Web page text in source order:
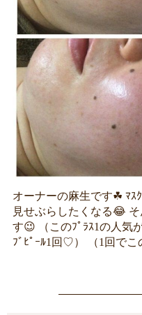
オーナーの麻生です☘ ﾏｽ
見せぶらしたくなる😂
す😉 （このﾌﾟﾗｽ1の人気
ﾌﾞﾋﾟｰﾙ1回♡） （1回で